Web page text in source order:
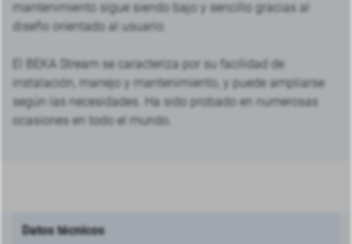
mantenimiento sigue siendo bajo y sencillo gracias al
diseño orientado al usuario.
El BEKA Stream se caracteriza por su facilidad de
instalación, manejo y mantenimiento, y puede ampliarse
según las necesidades. Ha sido probado en numerosas
ocasiones en todo el mundo.
Datos técnicos